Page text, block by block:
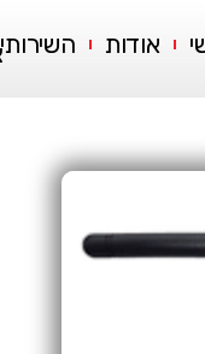
אודות